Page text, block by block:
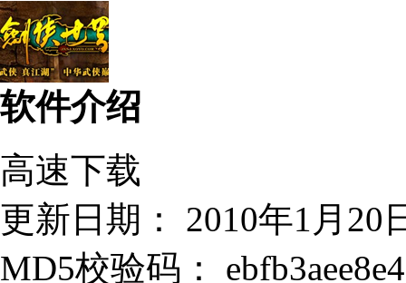
软件介绍
高速下载
更新日期： 2010年1月
MD5校验码：